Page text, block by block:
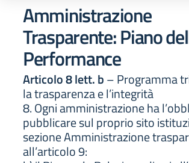
Amministrazione
Trasparente:Piano
Performance
Articolo 8 lett. b– Programma
la trasparenza e l’integrità
8. Ogni amministrazione ha
pubblicare sul proprio sito
sezione Amministrazione
all’articolo 9: